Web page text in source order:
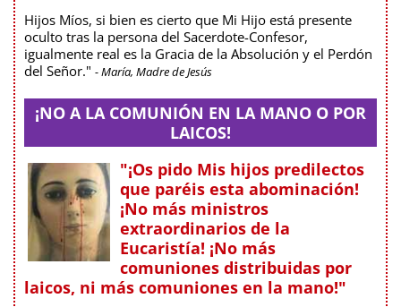
Hijos Míos, si bien es cierto que Mi Hijo está presente
oculto tras la persona del Sacerdote-Confesor,
igualmente real es la Gracia de la Absolución y el Perdón
del Señor." - María, Madre de Jesús
¡NO A LA COMUNIÓN EN LA MANO O POR
LAICOS!
"¡Os pido Mis hijos predilectos
que paréis esta abominación!
¡No más ministros
extraordinarios de la
Eucaristía! ¡No más
comuniones distribuidas por
laicos, ni más comuniones en la mano!"